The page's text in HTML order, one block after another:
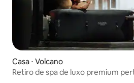
Casa ⋅ Volcano
Retiro de spa de luxo premium